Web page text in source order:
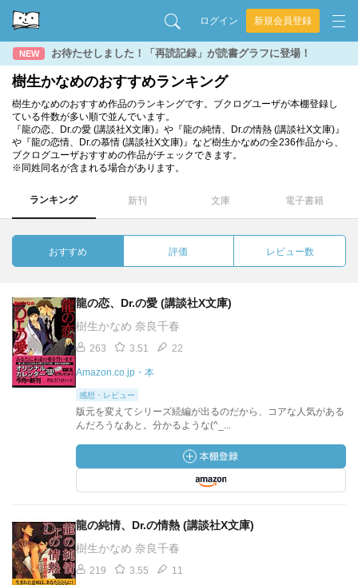
ログイン 新規会員登録
NEW お待たせしました！「再読記録」が読書グラフに登場！
樹生かなめのおすすめランキング
樹生かなめのおすすめ作品のランキングです。ブクログユーザが本棚登録し
ている件数が多い順で並んでいます。
『龍の恋、Dr.の愛 (講談社X文庫)』や『龍の純情、Dr.の情熱 (講談社X文庫)』
や『龍の恋情、Dr.の慕情 (講談社X文庫)』など樹生かなめの全236作品から、
ブクログユーザおすすめの作品がチェックできます。
※同姓同名が含まれる場合があります。
ランキング 新刊 文庫 電子書籍
おすすめ 評価 レビュー数
龍の恋、Dr.の愛 (講談社X文庫)
樹生かなめ 奈良千春
263 3.51 22
Amazon.co.jp・本
感想・レビュー
版元を変えてシリーズ続編が出るのだから、コアな人気がある
んだろうなあと。分かるような(^_...
龍の純情、Dr.の情熱 (講談社X文庫)
樹生かなめ 奈良千春
219 3.55 11